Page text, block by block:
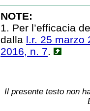
NOTE:
1. Per l’efficacia
dalla l.r. 25 marzo
2016, n. 7.
Il presente testo non